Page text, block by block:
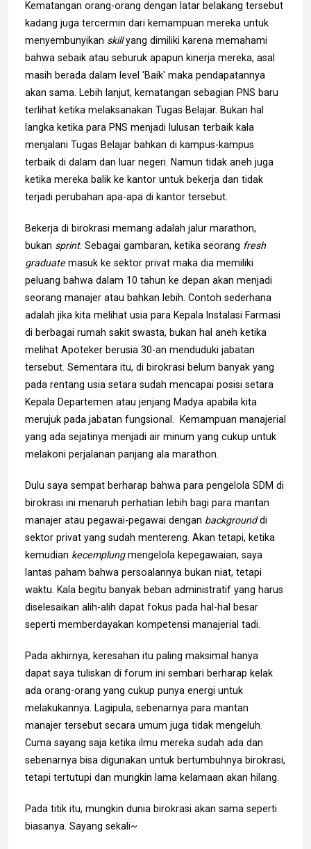
Kematangan orang-orang dengan latar belakang tersebut
kadang juga tercermin dari kemampuan mereka untuk
menyembunyikan skillyang dimiliki karena memahami
bahwa sebaik atau seburuk apapun kinerja mereka, asal
masih berada dalam level 'Baik' maka pendapatannya
akan sama. Lebih lanjut, kematangan sebagian PNS baru
terlihat ketika melaksanakan Tugas Belajar. Bukan hal
langka ketika para PNS menjadi lulusan terbaik kala
menjalani Tugas Belajar bahkan di kampus-kampus
terbaik di dalam dan luar negeri. Namun tidak aneh juga
ketika mereka balik ke kantor untuk bekerja dan tidak
terjadi perubahan apa-apa di kantor tersebut.
Bekerja di birokrasi memang adalah jalur marathon,
bukan sprint. Sebagai gambaran, ketika seorang fresh
graduatemasuk ke sektor privat maka dia memiliki
peluang bahwa dalam 10 tahun ke depan akan menjadi
seorang manajer atau bahkan lebih. Contoh sederhana
adalah jika kita melihat usia para Kepala Instalasi Farmasi
di berbagai rumah sakit swasta, bukan hal aneh ketika
melihat Apoteker berusia 30-an menduduki jabatan
tersebut. Sementara itu, di birokrasi belum banyak yang
pada rentang usia setara sudah mencapai posisi setara
Kepala Departemen atau jenjang Madya apabila kita
merujuk pada jabatan fungsional. Kemampuan manajerial
yang ada sejatinya menjadi air minum yang cukup untuk
melakoni perjalanan panjang ala marathon.
Dulu saya sempat berharap bahwa para pengelola SDM di
birokrasi ini menaruh perhatian lebih bagi para mantan
manajer atau pegawai-pegawai dengan backgrounddi
sektor privat yang sudah mentereng. Akan tetapi, ketika
kemudian kecemplungmengelola kepegawaian, saya
lantas paham bahwa persoalannya bukan niat, tetapi
waktu. Kala begitu banyak beban administratif yang harus
diselesaikan alih-alih dapat fokus pada hal-hal besar
seperti memberdayakan kompetensi manajerial tadi.
Pada akhirnya, keresahan itu paling maksimal hanya
dapat saya tuliskan di forum ini sembari berharap kelak
ada orang-orang yang cukup punya energi untuk
melakukannya. Lagipula, sebenarnya para mantan
manajer tersebut secara umum juga tidak mengeluh.
Cuma sayang saja ketika ilmu mereka sudah ada dan
sebenarnya bisa digunakan untuk bertumbuhnya birokrasi,
tetapi tertutupi dan mungkin lama kelamaan akan hilang.
Pada titik itu, mungkin dunia birokrasi akan sama seperti
biasanya. Sayang sekali~